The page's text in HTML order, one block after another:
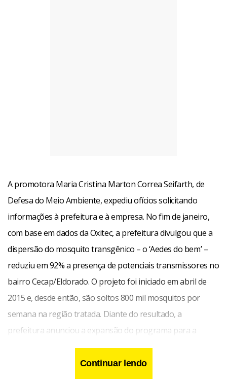
A promotora Maria Cristina Marton Correa Seifarth, de
Defesa do Meio Ambiente, expediu ofícios solicitando
informações à prefeitura e à empresa. No fim de janeiro,
com base em dados da Oxitec, a prefeitura divulgou que a
dispersão do mosquito transgênico – o ‘Aedes do bem’ –
reduziu em 92% a presença de potenciais transmissores no
bairro Cecap/Eldorado. O projeto foi iniciado em abril de
2015 e, desde então, são soltos 800 mil mosquitos por
semana na região tratada. Diante do resultado, a
prefeitura anunciou a expansão do programa para a
região central da cidade.
De acordo com a representação, a epidemia de zika é um
Continuar lendo